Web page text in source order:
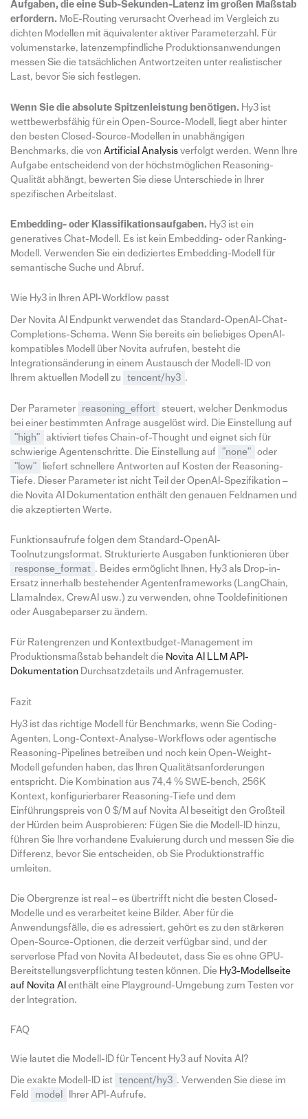
Aufgaben, die eine Sub-Sekunden-Latenz im großen Maßstab
erfordern. MoE-Routing verursacht Overhead im Vergleich zu
dichten Modellen mit äquivalenter aktiver Parameterzahl. Für
volumenstarke, latenzempfindliche Produktionsanwendungen
messen Sie die tatsächlichen Antwortzeiten unter realistischer
Last, bevor Sie sich festlegen.
Wenn Sie die absolute Spitzenleistung benötigen. Hy3 ist
wettbewerbsfähig für ein Open-Source-Modell, liegt aber hinter
den besten Closed-Source-Modellen in unabhängigen
Benchmarks, die von Artificial Analysisverfolgt werden. Wenn Ihre
Aufgabe entscheidend von der höchstmöglichen Reasoning-
Qualität abhängt, bewerten Sie diese Unterschiede in Ihrer
spezifischen Arbeitslast.
Embedding- oder Klassifikationsaufgaben. Hy3 ist ein
generatives Chat-Modell. Es ist kein Embedding- oder Ranking-
Modell. Verwenden Sie ein dediziertes Embedding-Modell für
semantische Suche und Abruf.
Wie Hy3 in Ihren API-Workflow passt
Der Novita AI Endpunkt verwendet das Standard-OpenAI-Chat-
Completions-Schema. Wenn Sie bereits ein beliebiges OpenAI-
kompatibles Modell über Novita aufrufen, besteht die
Integrationsänderung in einem Austausch der Modell-ID von
Ihrem aktuellen Modell zu
tencent/hy3 .
Der Parameter reasoning_effort
steuert, welcher Denkmodus
bei einer bestimmten Anfrage ausgelöst wird. Die Einstellung auf
"high"
aktiviert tiefes Chain-of-Thought und eignet sich für
schwierige Agentenschritte. Die Einstellung auf "none"
oder
"low"
liefert schnellere Antworten auf Kosten der Reasoning-
Tiefe. Dieser Parameter ist nicht Teil der OpenAI-Spezifikation –
die Novita AI Dokumentation enthält den genauen Feldnamen und
die akzeptierten Werte.
Funktionsaufrufe folgen dem Standard-OpenAI-
Toolnutzungsformat. Strukturierte Ausgaben funktionieren über
response_format . Beides ermöglicht Ihnen, Hy3 als Drop-in-
Ersatz innerhalb bestehender Agentenframeworks (LangChain,
LlamaIndex, CrewAI usw.) zu verwenden, ohne Tooldefinitionen
oder Ausgabeparser zu ändern.
Für Ratengrenzen und Kontextbudget-Management im
Produktionsmaßstab behandelt die Novita AI LLM API-
DokumentationDurchsatzdetails und Anfragemuster.
Fazit
Hy3 ist das richtige Modell für Benchmarks, wenn Sie Coding-
Agenten, Long-Context-Analyse-Workflows oder agentische
Reasoning-Pipelines betreiben und noch kein Open-Weight-
Modell gefunden haben, das Ihren Qualitätsanforderungen
entspricht. Die Kombination aus 74,4 % SWE-bench, 256K
Kontext, konfigurierbarer Reasoning-Tiefe und dem
Einführungspreis von 0 $/M auf Novita AI beseitigt den Großteil
der Hürden beim Ausprobieren: Fügen Sie die Modell-ID hinzu,
führen Sie Ihre vorhandene Evaluierung durch und messen Sie die
Differenz, bevor Sie entscheiden, ob Sie Produktionstraffic
umleiten.
Die Obergrenze ist real – es übertrifft nicht die besten Closed-
Modelle und es verarbeitet keine Bilder. Aber für die
Anwendungsfälle, die es adressiert, gehört es zu den stärkeren
Open-Source-Optionen, die derzeit verfügbar sind, und der
serverlose Pfad von Novita AI bedeutet, dass Sie es ohne GPU-
Bereitstellungsverpflichtung testen können. Die Hy3-Modellseite
auf Novita AI enthält eine Playground-Umgebung zum Testen vor
der Integration.
FAQ
Wie lautet die Modell-ID für Tencent Hy3 auf Novita AI?
Die exakte Modell-ID ist tencent/hy3 . Verwenden Sie diese im
Feld
model Ihrer API-Aufrufe.